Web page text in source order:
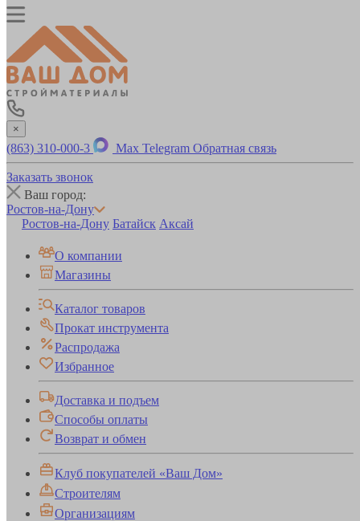
×
(863) 310-000-3 Max Telegram Обратная связь
Заказать звонок
Ваш город:
Ростов-на-Дону
Ростов-на-Дону Батайск Аксай
О компании
Магазины
Каталог товаров
Прокат инструмента
Распродажа
Избранное
Доставка и подъем
Способы оплаты
Возврат и обмен
Клуб покупателей «Ваш Дом»
Строителям
Организациям